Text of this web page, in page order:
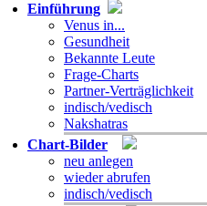
Einführung
Venus in...
Gesundheit
Bekannte Leute
Frage-Charts
Partner-Verträglichkeit
indisch/vedisch
Nakshatras
Chart-Bilder
neu anlegen
wieder abrufen
indisch/vedisch